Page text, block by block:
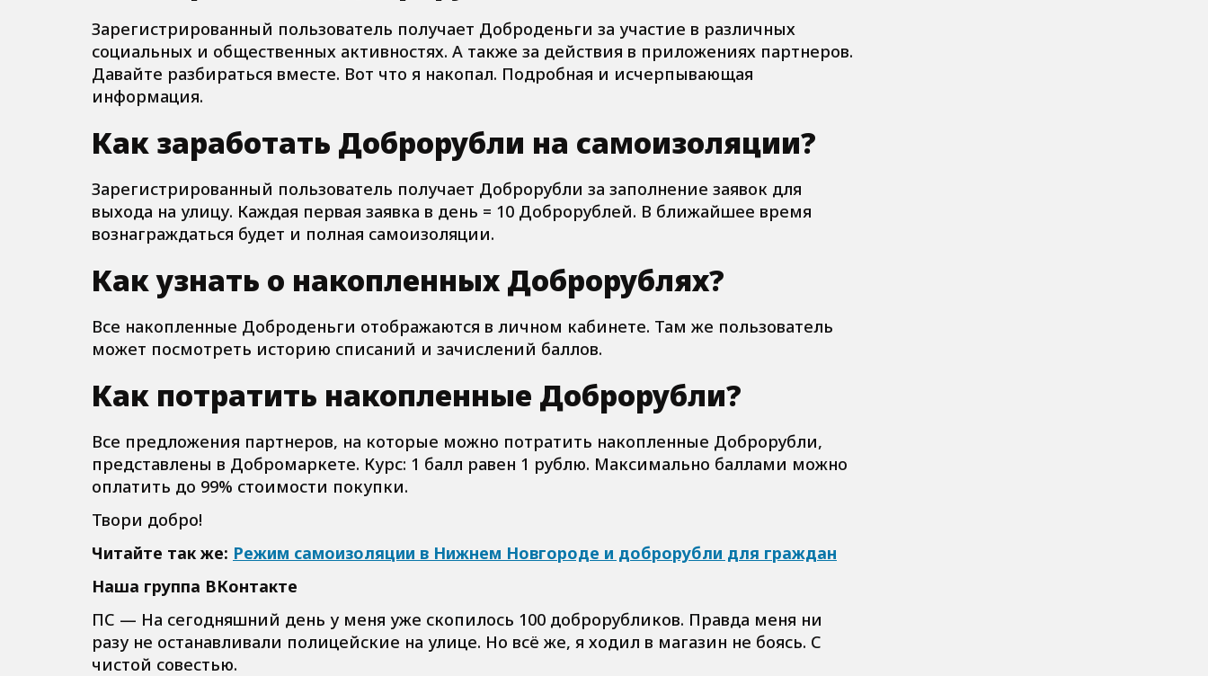
Зарегистрированный пользователь получает Доброденьги за участие в различных
социальных и общественных активностях. А также за действия в приложениях партнеров.
Давайте разбираться вместе. Вот что я накопал. Подробная и исчерпывающая
информация.
Как заработать Доброрубли на самоизоляции?
Зарегистрированный пользователь получает Доброрубли за заполнение заявок для
выхода на улицу. Каждая первая заявка в день = 10 Доброрублей. В ближайшее время
вознаграждаться будет и полная самоизоляции.
Как узнать о накопленных Доброрублях?
Все накопленные Доброденьги отображаются в личном кабинете. Там же пользователь
может посмотреть историю списаний и зачислений баллов.
Как потратить накопленные Доброрубли?
Все предложения партнеров, на которые можно потратить накопленные Доброрубли,
представлены в Добромаркете. Курс: 1 балл равен 1 рублю. Максимально баллами можно
оплатить до 99% стоимости покупки.
Твори добро!
Читайте так же: Режим самоизоляции в Нижнем Новгороде и доброрубли для граждан
Наша группа ВКонтакте
ПС — На сегодняшний день у меня уже скопилось 100 доброрубликов. Правда меня ни
разу не останавливали полицейские на улице. Но всё же, я ходил в магазин не боясь. С
чистой совестью.